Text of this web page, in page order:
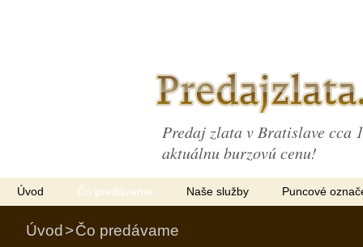
Predaj zlata v Bratislave cca
aktuálnu burzovú cenu!
Úvod Čo predávame Naše služby Puncové
Úvod >Čo predávame